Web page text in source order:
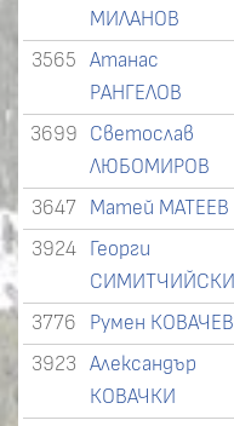
МИЛАНОВ
3565
Атанас
РАНГЕЛОВ
3699
Светослав
ЛЮБОМИРОВ
3647 Матей МАТЕЕВ
3924
Георги
СИМИТЧИЙСКИ
3776 Румен КОВАЧЕВ
3923
Александър
КОВАЧКИ